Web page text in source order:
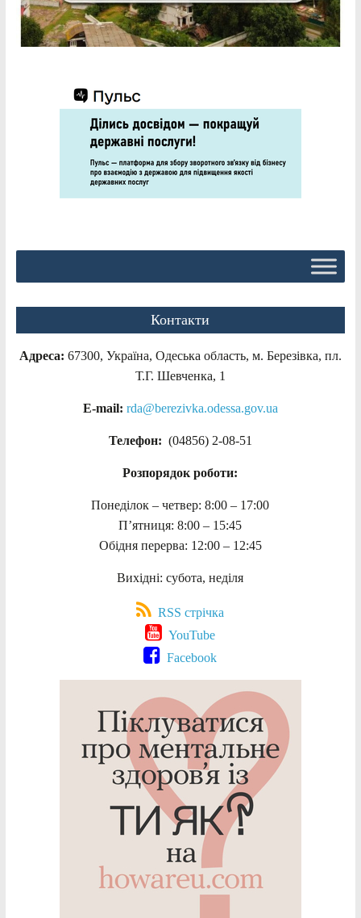
Контакти
Адреса: 67300, Україна, Одеська область, м. Березівка, пл.
Т.Г. Шевченка, 1
E-mail: rda@berezivka.odessa.gov.ua
Телефон: (04856) 2-08-51
Розпорядок роботи:
Понеділок – четвер: 8:00 – 17:00
П’ятниця: 8:00 – 15:45
Обідня перерва: 12:00 – 12:45
Вихідні: субота, неділя
RSS стрічка
YouTube
Facebook